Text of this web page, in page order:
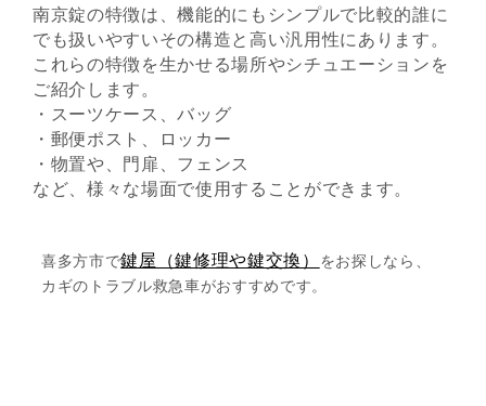
南京錠の特徴は、機能的にもシンプルで比較的誰に
でも扱いやすいその構造と高い汎用性にあります。
これらの特徴を生かせる場所やシチュエーションを
ご紹介します。
・スーツケース、バッグ
・郵便ポスト、ロッカー
・物置や、門扉、フェンス
など、様々な場面で使用することができます。
喜多方市で鍵屋（鍵修理や鍵交換）
をお探しなら、
カギのトラブル救急車がおすすめです。